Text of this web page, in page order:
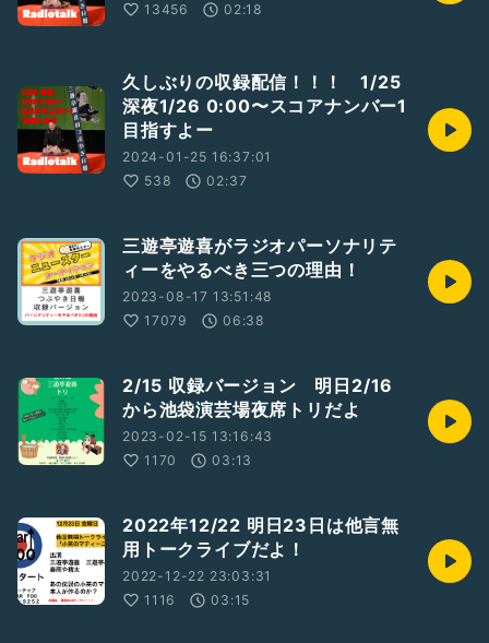
13456
02:18
久しぶりの収録配信！！！ 1/25
深夜1/26 0:00〜スコアナンバー1
目指すよー
2024-01-25 16:37:01
538
02:37
三遊亭遊喜がラジオパーソナリテ
ィーをやるべき三つの理由！
2023-08-17 13:51:48
17079
06:38
2/15 収録バージョン 明日2/16
から池袋演芸場夜席トリだよ
2023-02-15 13:16:43
1170
03:13
2022年12/22 明日23日は他言無
用トークライブだよ！
2022-12-22 23:03:31
1116
03:15